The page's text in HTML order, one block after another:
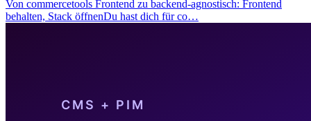
Von commercetools Frontend zu backend-agnostisch: Frontend
behalten, Stack öffnenDu hast dich für co…